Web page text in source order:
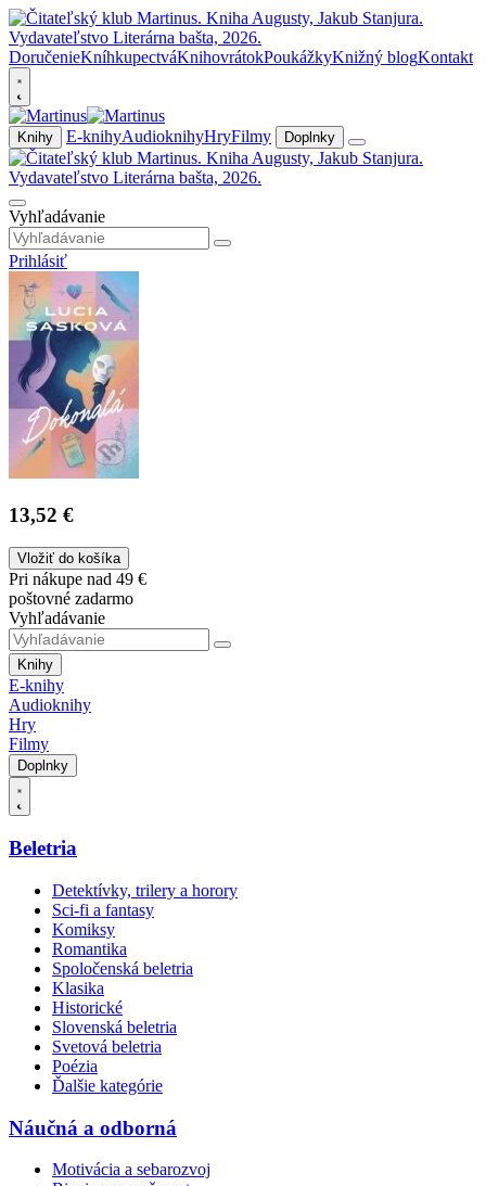
DoručenieKníhkupectváKnihovrátokPoukážkyKnižný blogKontakt
Knihy E-knihyAudioknihyHryFilmy Doplnky
Vyhľadávanie
Prihlásiť
13,52 €
Vložiť do košíka
Pri nákupe nad 49 €
poštovné zadarmo
Vyhľadávanie
Knihy
E-knihy
Audioknihy
Hry
Filmy
Doplnky
Beletria
Detektívky, trilery a horory
Sci-fi a fantasy
Komiksy
Romantika
Spoločenská beletria
Klasika
Historické
Slovenská beletria
Svetová beletria
Poézia
Ďalšie kategórie
Náučná a odborná
Motivácia a sebarozvoj